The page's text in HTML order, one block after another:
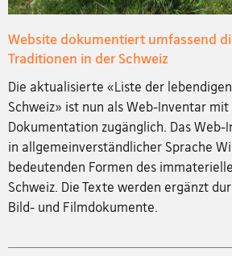
Website dokumentiert umfassend
Traditionen in der Schweiz
Die aktualisierte «Liste der
Schweiz» ist nun als Web-Inventar
Dokumentation zugänglich. Das
in allgemeinverständlicher Sprache
bedeutenden Formen des
Schweiz. Die Texte werden ergänzt
Bild- und Filmdokumente.